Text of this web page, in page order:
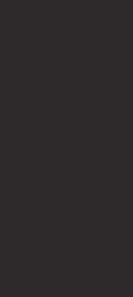
аварийный)